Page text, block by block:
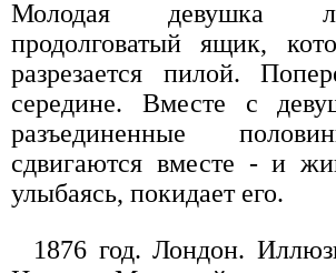
Молодая девушка
продолговатый ящик,
разрезается пилой.
середине. Вместе с
разъединенные
сдвигаются вместе - и
улыбаясь, покидает его.
1876 год. Лондон.